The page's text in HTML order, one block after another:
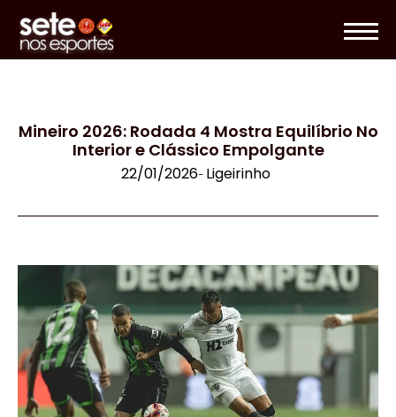
Mineiro 2026: Rodada 4 Mostra Equilíbrio No
Interior e Clássico Empolgante
22/01/2026- Ligeirinho